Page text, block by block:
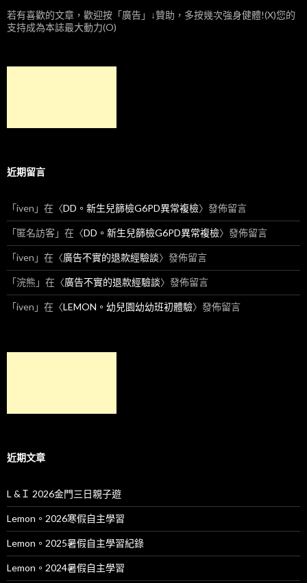
若有喜歡的文章，歡迎按「廣告」↓贊助，多按幾次強身健體!(X)您的
支持成為本誌最大動力(O)
近期留言
「iven 」在〈DD。新生兒篩檢G6PD異常複檢〉發佈留言
「匿名訪客」在〈DD。新生兒篩檢G6PD異常複檢〉發佈留言
「iven 」在〈廣告不實的退款經驗談〉發佈留言
「浣熊 」在〈廣告不實的退款經驗談〉發佈留言
「iven 」在〈LEMON。幼兒園幼幼班初體驗〉發佈留言
近期文章
L &Ｉ 2026金門三日親子遊
Lemon。2026寒假自主學習
Lemon。2025暑假自主學習紀錄
Lemon。2024暑假自主學習